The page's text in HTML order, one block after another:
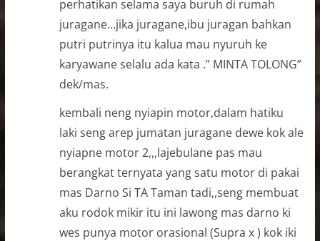
perhatikan selama saya buruh di rumah
juragane…jika juragane,ibu juragan bahkan
putri putrinya itu kalua mau nyuruh ke
karyawane selalu ada kata .” MINTA TOLONG”
dek/mas.
kembali neng nyiapin motor,dalam hatiku
laki seng arep jumatan juragane dewe kok ale
nyiapne motor 2,,,lajebulane pas mau
berangkat ternyata yang satu motor di pakai
mas Darno Si TA Taman tadi,,seng membuat
aku rodok mikir itu ini lawong mas darno ki
wes punya motor orasional (Supra x ) kok iki